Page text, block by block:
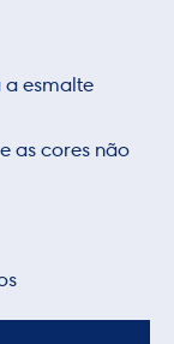
a esmalte
as cores não